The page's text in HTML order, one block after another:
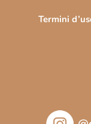
Termini